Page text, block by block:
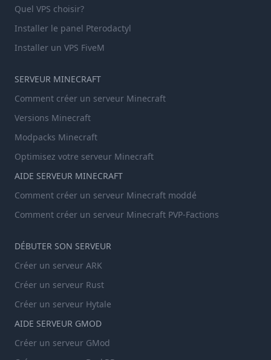
Quel VPS choisir?
Installer le panel Pterodactyl
Installer un VPS FiveM
SERVEUR MINECRAFT
Comment créer un serveur Minecraft
Versions Minecraft
Modpacks Minecraft
Optimisez votre serveur Minecraft
AIDE SERVEUR MINECRAFT
Comment créer un serveur Minecraft moddé
Comment créer un serveur Minecraft PVP-Factions
DÉBUTER SON SERVEUR
Créer un serveur ARK
Créer un serveur Rust
Créer un serveur Hytale
AIDE SERVEUR GMOD
Créer un serveur GMod